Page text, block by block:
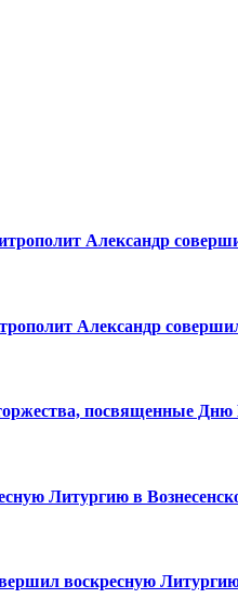
Александр
Александр
посвященные
Литургию в
воскресную